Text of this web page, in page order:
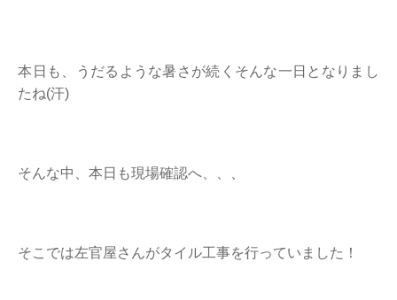
本日も、うだるような暑さが続くそんな一日となりまし
たね(汗)
そんな中、本日も現場確認へ、、、
そこでは左官屋さんがタイル工事を行っていました！